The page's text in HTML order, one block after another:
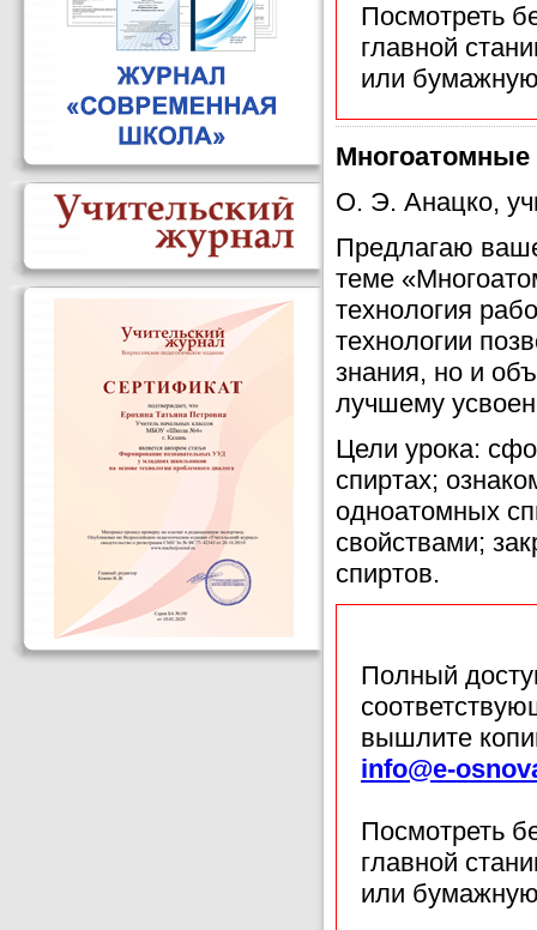
Посмотреть
главной
или
О. Э. Анацко,
Предлагаю
теме
технология
технологии
знания, но и
лучшему
Цели урока:
спиртах;
одноатомных
свойствами;
спиртов.
Полный
вышлите
info@e-
Посмотреть
главной
или